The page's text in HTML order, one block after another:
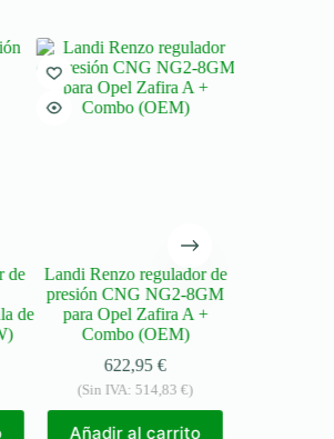
de
de
Landi Renzo regulador de
presión CNG NG2-8GM
para Opel Zafira A +
Combo (OEM)
622,95€
(Sin IVA: 514,83 €)
Añadir al carrito